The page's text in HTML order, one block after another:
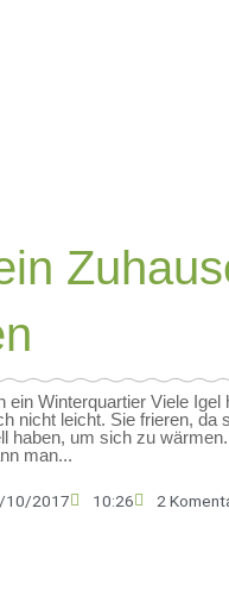
ein Winterquartier Viele Igel
nicht leicht. Sie frieren, da
haben, um sich zu
man...
10/2017 10:26 2